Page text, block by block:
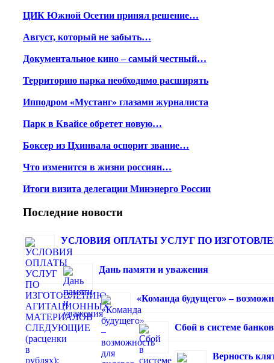
ЦИК Южной Осетии принял решение…
Август, который не забыть…
Документальное кино – самый честный…
Территорию парка необходимо расширять
Ипподром «Мустанг» глазами журналиста
Парк в Квайсе обретет новую…
Боксер из Цхинвала оспорит звание…
Что изменится в жизни россиян…
Итоги визита делегации Минэнерго России
Последние новости
УСЛОВИЯ ОПЛАТЫ УСЛУГ ПО
Дань памяти и уважения
«Команда будущего» –
Сбой в системе
Верность